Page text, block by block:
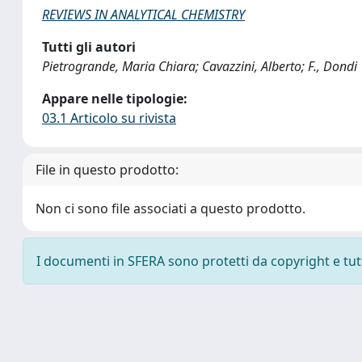
REVIEWS IN ANALYTICAL CHEMISTRY
Tutti gli autori
Pietrogrande, Maria Chiara; Cavazzini, Alberto; F., Dondi
Appare nelle tipologie:
03.1 Articolo su rivista
File in questo prodotto:
Non ci sono file associati a questo prodotto.
I documenti in SFERA sono protetti da copyright e